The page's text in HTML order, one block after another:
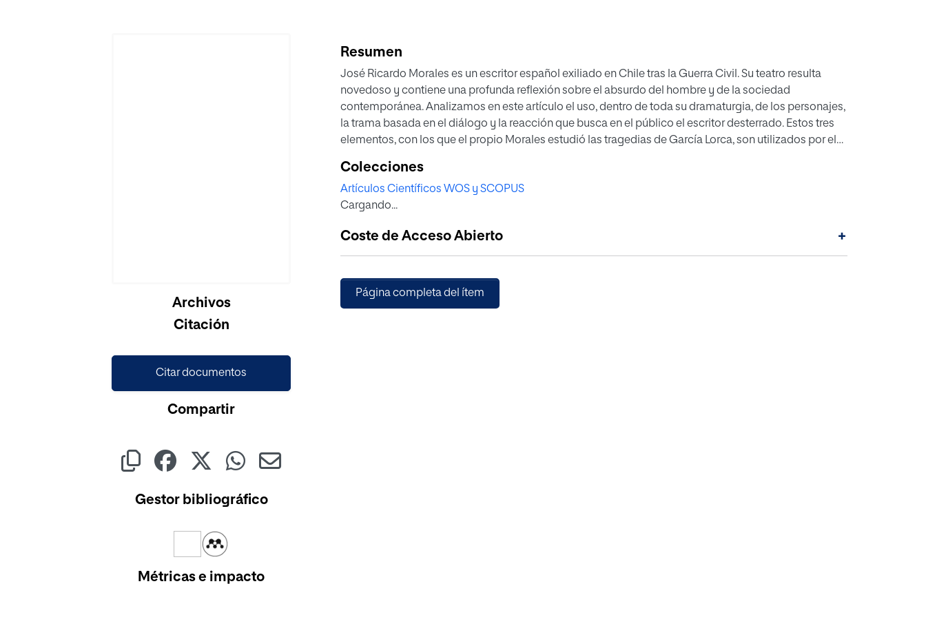
Archivos
Citación
Citar documentos
Compartir
Gestor bibliográfico
Métricas e impacto
Resumen
José Ricardo Morales es un escritor español exiliado en Chile tras la Guerra Civil. Su teatro resulta
novedoso y contiene una profunda reflexión sobre el absurdo del hombre y de la sociedad
contemporánea. Analizamos en este artículo el uso, dentro de toda su dramaturgia, de los personajes,
la trama basada en el diálogo y la reacción que busca en el público el escritor desterrado. Estos tres
elementos, con los que el propio Morales estudió las tragedias de García Lorca, son utilizados por el
los lectores. Unos personajes distanciados y una trama basada en un diálogo irónico, pero que induce
a la reflexión objetiva y lejana de cuanto sucede sobre el escenario, provocarán que el público
reflexione sobre esa realidad contemporánea que con tanto acierto refleja nuestro dramaturgo.
Colecciones
Artículos Científicos WOS y SCOPUS
Cargando...
Coste de Acceso Abierto +
Página completa del ítem